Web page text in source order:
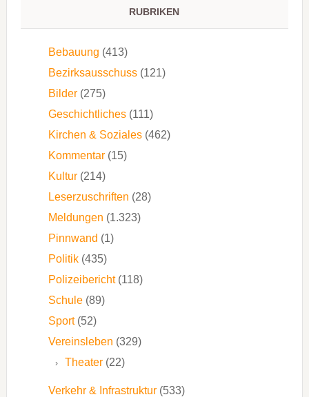
RUBRIKEN
Bebauung (413)
Bezirksausschuss(121)
Bilder(275)
Geschichtliches(111)
Kirchen & Soziales(462)
Kommentar(15)
Kultur(214)
Leserzuschriften (28)
Meldungen (1.323)
Pinnwand (1)
Politik(435)
Polizeibericht(118)
Schule(89)
Sport(52)
Vereinsleben (329)
Theater(22)
Verkehr & Infrastruktur(533)